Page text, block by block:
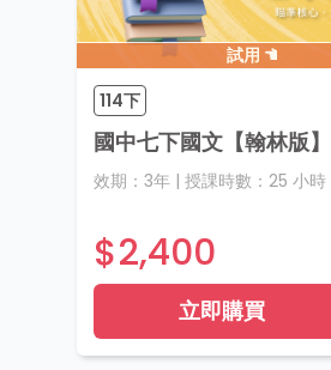
試用
114下
國中七下國文【翰林版】
效期： 3年 | 授課時數： 25 小時
$2,400
立即購買